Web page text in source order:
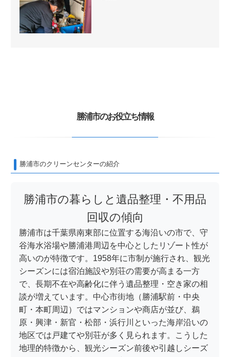
勝浦市のお役立ち情報
勝浦市のクリーンセンターの紹介
勝浦市の暮らしと遺品整理・不用品
回収の傾向
勝浦市は千葉県南東部に位置する海沿いの市で、守
谷海水浴場や勝浦港周辺を中心としたリゾート性が
高いのが特徴です。1958年に市制が施行され、観光
シーズンには宿泊施設や別荘の需要が高まる一方
で、長期不在や高齢化に伴う遺品整理・空き家の相
談が増えています。中心市街地（勝浦駅前・中央
町・本町周辺）ではマンションや商店が並び、鵜
原・興津・新官・松部・浜行川といった海岸沿いの
地区では戸建てや別荘が多く見られます。こうした
地理的特徴から、観光シーズン前後や引越しシーズ